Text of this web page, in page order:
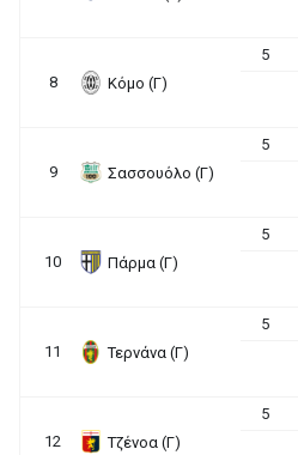
8 Κόμο (Γ)
5
9 Σασσουόλο (Γ)
5
10 Πάρμα (Γ)
5
11 Τερνάνα (Γ)
5
12 Τζένοα (Γ)
5